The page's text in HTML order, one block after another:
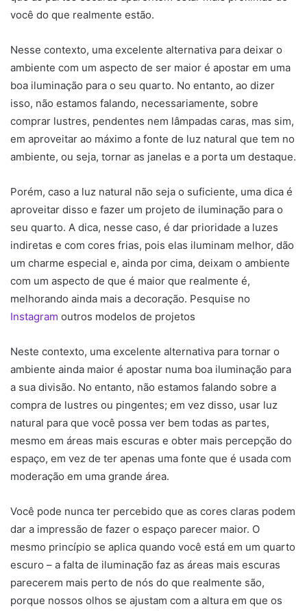
você do que realmente estão.
Nesse contexto, uma excelente alternativa para deixar o
ambiente com um aspecto de ser maior é apostar em uma
boa iluminação para o seu quarto. No entanto, ao dizer
isso, não estamos falando, necessariamente, sobre
comprar lustres, pendentes nem lâmpadas caras, mas sim,
em aproveitar ao máximo a fonte de luz natural que tem no
ambiente, ou seja, tornar as janelas e a porta um destaque.
Porém, caso a luz natural não seja o suficiente, uma dica é
aproveitar disso e fazer um projeto de iluminação para o
seu quarto. A dica, nesse caso, é dar prioridade a luzes
indiretas e com cores frias, pois elas iluminam melhor, dão
um charme especial e, ainda por cima, deixam o ambiente
com um aspecto de que é maior que realmente é,
melhorando ainda mais a decoração. Pesquise no
Instagram outros modelos de projetos
Neste contexto, uma excelente alternativa para tornar o
ambiente ainda maior é apostar numa boa iluminação para
a sua divisão. No entanto, não estamos falando sobre a
compra de lustres ou pingentes; em vez disso, usar luz
natural para que você possa ver bem todas as partes,
mesmo em áreas mais escuras e obter mais percepção do
espaço, em vez de ter apenas uma fonte que é usada com
moderação em uma grande área.
Você pode nunca ter percebido que as cores claras podem
dar a impressão de fazer o espaço parecer maior. O
mesmo princípio se aplica quando você está em um quarto
escuro – a falta de iluminação faz as áreas mais escuras
parecerem mais perto de nós do que realmente são,
porque nossos olhos se ajustam com a altura em que os